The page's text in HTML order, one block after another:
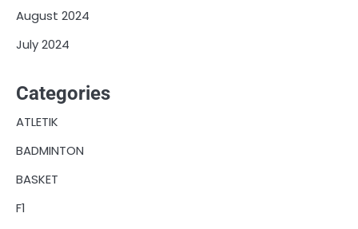
August 2024
July 2024
Categories
ATLETIK
BADMINTON
BASKET
F1